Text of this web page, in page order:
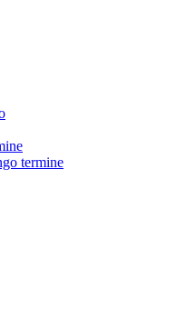
termine